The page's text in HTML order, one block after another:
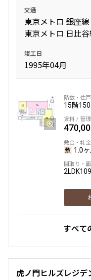
交通
東京メトロ 銀座
東京メトロ 日比
竣工日
1995年04月
15階
1.0ヶ
2LDK
すべて
虎ノ門ヒルズレジデ